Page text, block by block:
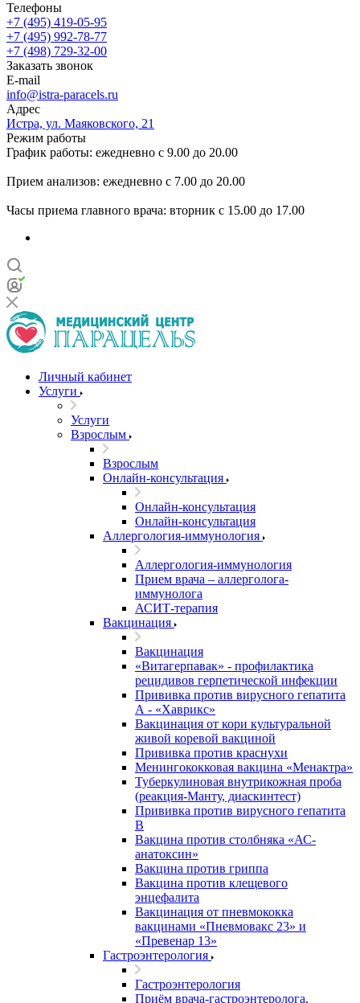
Телефоны
+7 (495) 419-05-95
+7 (495) 992-78-77
+7 (498) 729-32-00
Заказать звонок
E-mail
info@istra-paracels.ru
Адрес
Истра, ул. Маяковского, 21
Режим работы
График работы: ежедневно с 9.00 до 20.00
Прием анализов: ежедневно с 7.00 до 20.00
Часы приема главного врача: вторник с 15.00 до 17.00
Личный кабинет
Услуги
Услуги
Взрослым
Взрослым
Онлайн-консультация
Онлайн-консультация
Онлайн-консультация
Аллергология-иммунология
Аллергология-иммунология
Прием врача – аллерголога-
иммунолога
АСИТ-терапия
Вакцинация
Вакцинация
«Витагерпавак» - профилактика
рецидивов герпетической инфекции
Прививка против вирусного гепатита
А - «Хаврикс»
Вакцинация от кори культуральной
живой коревой вакциной
Прививка против краснухи
Менингококковая вакцина «Менактра»
Туберкулиновая внутрикожная проба
(реакция-Манту, диаскинтест)
Прививка против вирусного гепатита
В
Вакцина против столбняка «АС-
анатоксин»
Вакцина против гриппа
Вакцина против клещевого
энцефалита
Вакцинация от пневмококка
вакцинами «Пневмовакс 23» и
«Превенар 13»
Гастроэнтерология
Гастроэнтерология
Приём врача-гастроэнтеролога,